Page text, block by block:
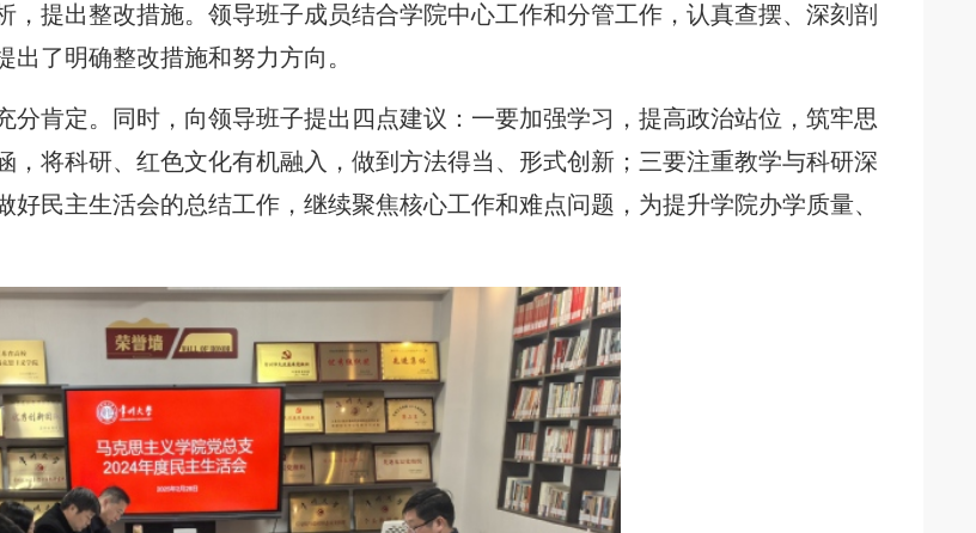
提出整改措施。领导班子成员结合学院中心工作和分管工作，认真查摆、深刻剖
了明确整改措施和努力方向。
肯定。同时，向领导班子提出四点建议：一要加强学习，提高政治站位，筑牢思
将科研、红色文化有机融入，做到方法得当、形式创新；三要注重教学与科研深
民主生活会的总结工作，继续聚焦核心工作和难点问题，为提升学院办学质量、